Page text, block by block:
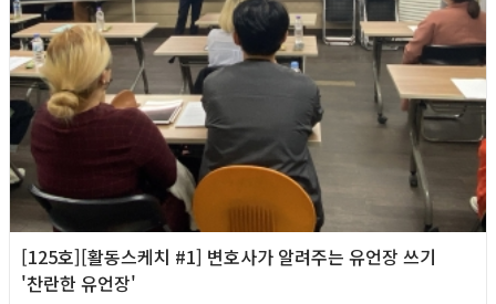
[125호][활동스케치 #1] 변호사가 알려주는 유언장 쓰기
'찬란한 유언장'